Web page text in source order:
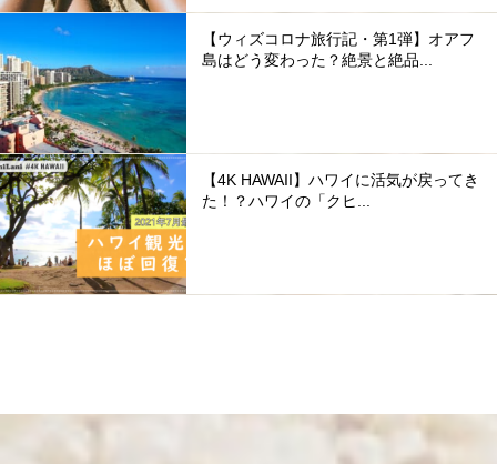
【ウィズコロナ旅行記・第1弾】オアフ
島はどう変わった？絶景と絶品...
【4K HAWAII】ハワイに活気が戻ってき
た！？ハワイの「クヒ...